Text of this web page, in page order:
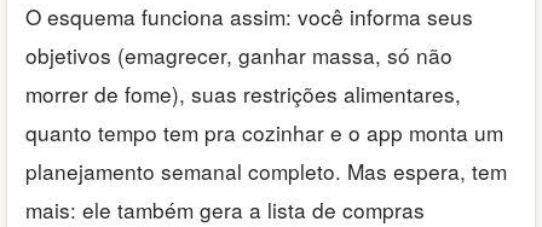
O esquema funciona assim: você informa seus
objetivos (emagrecer, ganhar massa, só não
morrer de fome), suas restrições alimentares,
quanto tempo tem pra cozinhar e o app monta um
planejamento semanal completo. Mas espera, tem
mais: ele também gera a lista de compras